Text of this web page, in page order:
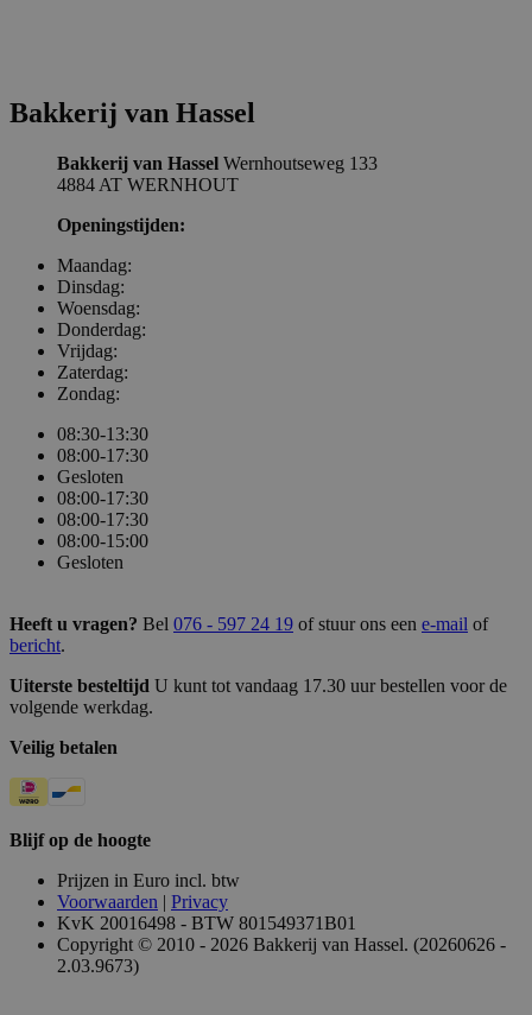
Bakkerij van Hassel
Bakkerij van Hassel Wernhoutseweg 133
4884 AT WERNHOUT
Openingstijden:
Maandag:
Dinsdag:
Woensdag:
Donderdag:
Vrijdag:
Zaterdag:
Zondag:
08:30-13:30
08:00-17:30
Gesloten
08:00-17:30
08:00-17:30
08:00-15:00
Gesloten
Heeft u vragen? Bel 076 - 597 24 19 of stuur ons een e-mail of
bericht.
Uiterste besteltijd U kunt tot vandaag 17.30 uur bestellen voor de
volgende werkdag.
Veilig betalen
Blijf op de hoogte
Prijzen in Euro incl. btw
Voorwaarden | Privacy
KvK 20016498 - BTW 801549371B01
Copyright © 2010 - 2026 Bakkerij van Hassel. (20260626 -
2.03.9673)